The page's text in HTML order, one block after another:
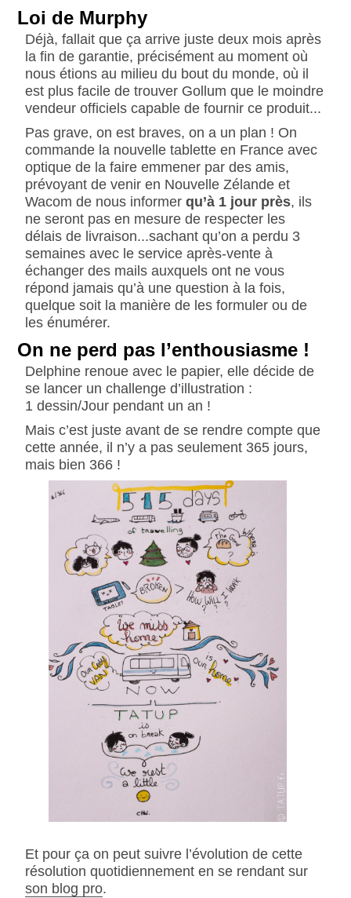
Loi de Murphy
Déjà, fallait que ça arrive juste deux mois après
la fin de garantie, précisément au moment où
nous étions au milieu du bout du monde, où il
est plus facile de trouver Gollum que le moindre
vendeur officiels capable de fournir ce produit...
Pas grave, on est braves, on a un plan ! On
commande la nouvelle tablette en France avec
optique de la faire emmener par des amis,
prévoyant de venir en Nouvelle Zélande et
Wacom de nous informer qu’à 1 jour près, ils
ne seront pas en mesure de respecter les
délais de livraison...sachant qu’on a perdu 3
semaines avec le service après-vente à
échanger des mails auxquels ont ne vous
répond jamais qu’à une question à la fois,
quelque soit la manière de les formuler ou de
les énumérer.
On ne perd pas l’enthousiasme !
Delphine renoue avec le papier, elle décide de
se lancer un challenge d’illustration :
1 dessin/Jour pendant un an !
Mais c’est juste avant de se rendre compte que
cette année, il n’y a pas seulement 365 jours,
mais bien 366 !
Et pour ça on peut suivre l’évolution de cette
résolution quotidiennement en se rendant sur
son blog pro.